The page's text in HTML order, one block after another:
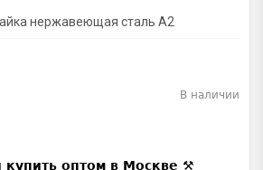
нержавеющая сталь A2
В наличии